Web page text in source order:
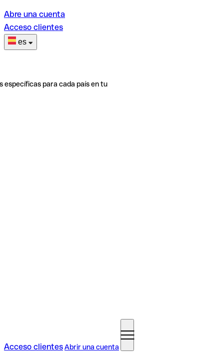
Abre una cuenta
Acceso clientes
es
específicas para cada país en tu
Acceso clientesAbrir una cuenta